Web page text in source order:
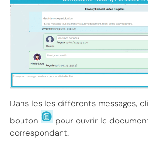
Dans les les différents messages,
bouton
pour ouvrir le
correspondant.